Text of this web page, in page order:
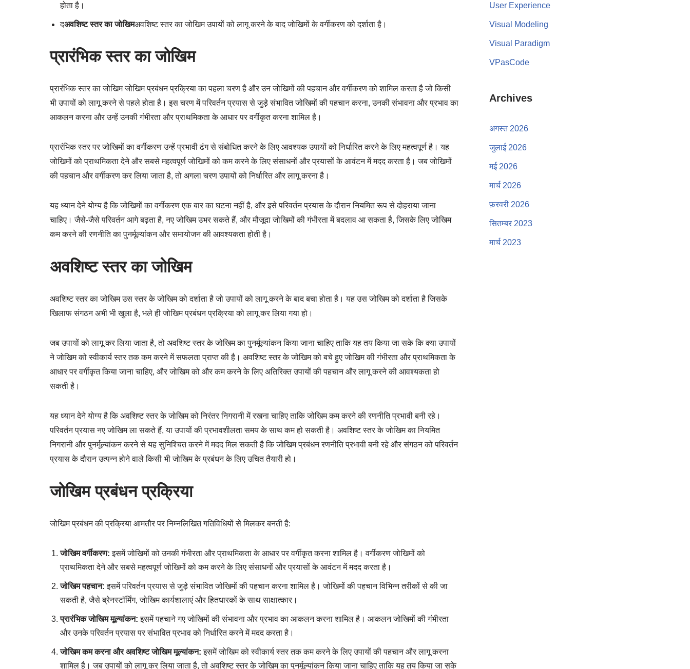
होता है।
दअवशिष्ट स्तर का जोखिमअवशिष्ट स्तर का जोखिम उपायों को लागू करने के बाद जोखिमों के वर्गीकरण को दर्शाता है।
प्रारंभिक स्तर का जोखिम
प्रारंभिक स्तर का जोखिम जोखिम प्रबंधन प्रक्रिया का पहला चरण है और उन जोखिमों की पहचान और वर्गीकरण को शामिल करता है जो किसी
भी उपायों को लागू करने से पहले होता है। इस चरण में परिवर्तन प्रयास से जुड़े संभावित जोखिमों की पहचान करना, उनकी संभावना और प्रभाव का
आकलन करना और उन्हें उनकी गंभीरता और प्राथमिकता के आधार पर वर्गीकृत करना शामिल है।
प्रारंभिक स्तर पर जोखिमों का वर्गीकरण उन्हें प्रभावी ढंग से संबोधित करने के लिए आवश्यक उपायों को निर्धारित करने के लिए महत्वपूर्ण है। यह
जोखिमों को प्राथमिकता देने और सबसे महत्वपूर्ण जोखिमों को कम करने के लिए संसाधनों और प्रयासों के आवंटन में मदद करता है। जब जोखिमों
की पहचान और वर्गीकरण कर लिया जाता है, तो अगला चरण उपायों को निर्धारित और लागू करना है।
यह ध्यान देने योग्य है कि जोखिमों का वर्गीकरण एक बार का घटना नहीं है, और इसे परिवर्तन प्रयास के दौरान नियमित रूप से दोहराया जाना
चाहिए। जैसे-जैसे परिवर्तन आगे बढ़ता है, नए जोखिम उभर सकते हैं, और मौजूदा जोखिमों की गंभीरता में बदलाव आ सकता है, जिसके लिए जोखिम
कम करने की रणनीति का पुनर्मूल्यांकन और समायोजन की आवश्यकता होती है।
अवशिष्ट स्तर का जोखिम
अवशिष्ट स्तर का जोखिम उस स्तर के जोखिम को दर्शाता है जो उपायों को लागू करने के बाद बचा होता है। यह उस जोखिम को दर्शाता है जिसके
खिलाफ संगठन अभी भी खुला है, भले ही जोखिम प्रबंधन प्रक्रिया को लागू कर लिया गया हो।
जब उपायों को लागू कर लिया जाता है, तो अवशिष्ट स्तर के जोखिम का पुनर्मूल्यांकन किया जाना चाहिए ताकि यह तय किया जा सके कि क्या उपायों
ने जोखिम को स्वीकार्य स्तर तक कम करने में सफलता प्राप्त की है। अवशिष्ट स्तर के जोखिम को बचे हुए जोखिम की गंभीरता और प्राथमिकता के
आधार पर वर्गीकृत किया जाना चाहिए, और जोखिम को और कम करने के लिए अतिरिक्त उपायों की पहचान और लागू करने की आवश्यकता हो
सकती है।
यह ध्यान देने योग्य है कि अवशिष्ट स्तर के जोखिम को निरंतर निगरानी में रखना चाहिए ताकि जोखिम कम करने की रणनीति प्रभावी बनी रहे।
परिवर्तन प्रयास नए जोखिम ला सकते हैं, या उपायों की प्रभावशीलता समय के साथ कम हो सकती है। अवशिष्ट स्तर के जोखिम का नियमित
निगरानी और पुनर्मूल्यांकन करने से यह सुनिश्चित करने में मदद मिल सकती है कि जोखिम प्रबंधन रणनीति प्रभावी बनी रहे और संगठन को परिवर्तन
प्रयास के दौरान उत्पन्न होने वाले किसी भी जोखिम के प्रबंधन के लिए उचित तैयारी हो।
जोखिम प्रबंधन प्रक्रिया
जोखिम प्रबंधन की प्रक्रिया आमतौर पर निम्नलिखित गतिविधियों से मिलकर बनती है:
जोखिम वर्गीकरण: इसमें जोखिमों को उनकी गंभीरता और प्राथमिकता के आधार पर वर्गीकृत करना शामिल है। वर्गीकरण जोखिमों को
प्राथमिकता देने और सबसे महत्वपूर्ण जोखिमों को कम करने के लिए संसाधनों और प्रयासों के आवंटन में मदद करता है।
जोखिम पहचान: इसमें परिवर्तन प्रयास से जुड़े संभावित जोखिमों की पहचान करना शामिल है। जोखिमों की पहचान विभिन्न तरीकों से की जा
सकती है, जैसे ब्रेनस्टॉर्मिंग, जोखिम कार्यशालाएं और हितधारकों के साथ साक्षात्कार।
प्रारंभिक जोखिम मूल्यांकन: इसमें पहचाने गए जोखिमों की संभावना और प्रभाव का आकलन करना शामिल है। आकलन जोखिमों की गंभीरता
और उनके परिवर्तन प्रयास पर संभावित प्रभाव को निर्धारित करने में मदद करता है।
जोखिम कम करना और अवशिष्ट जोखिम मूल्यांकन: इसमें जोखिम को स्वीकार्य स्तर तक कम करने के लिए उपायों की पहचान और लागू करना
शामिल है। जब उपायों को लागू कर लिया जाता है, तो अवशिष्ट स्तर के जोखिम का पुनर्मूल्यांकन किया जाना चाहिए ताकि यह तय किया जा सके
User Experience
Visual Modeling
Visual Paradigm
VPasCode
Archives
अगस्त 2026
जुलाई 2026
मई 2026
मार्च 2026
फ़रवरी 2026
सितम्बर 2023
मार्च 2023